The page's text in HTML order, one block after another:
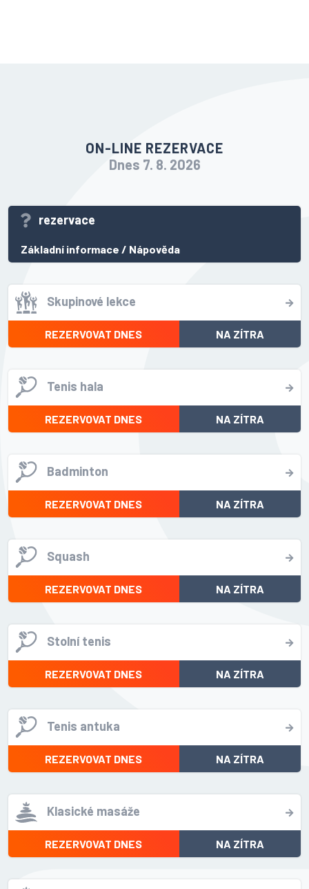
ON-LINE REZERVACE
Dnes 7. 8. 2026
rezervace
Základní informace / Nápověda
Skupinové lekce
REZERVOVAT DNES NA ZÍTRA
Tenis hala
REZERVOVAT DNES NA ZÍTRA
Badminton
REZERVOVAT DNES NA ZÍTRA
Squash
REZERVOVAT DNES NA ZÍTRA
Stolní tenis
REZERVOVAT DNES NA ZÍTRA
Tenis antuka
REZERVOVAT DNES NA ZÍTRA
Klasické masáže
REZERVOVAT DNES NA ZÍTRA